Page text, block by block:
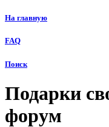
На главную
FAQ
Поиск
Подарки
форум